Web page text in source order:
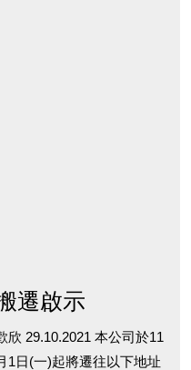
遷啟示
欣 29.10.2021 本公司於11
1日(一)起將遷往以下地址